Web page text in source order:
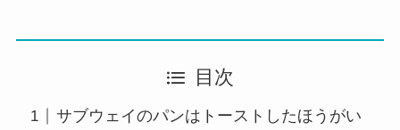
目次
サブウェイのパンはトーストしたほうがい